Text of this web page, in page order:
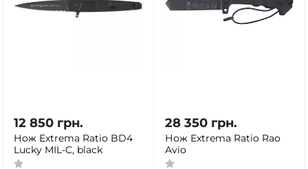
12 850 грн.
Нож Extrema Ratio BD4
Lucky MIL-C, black
28 350 грн.
Нож Extrema Ratio Rao
Avio